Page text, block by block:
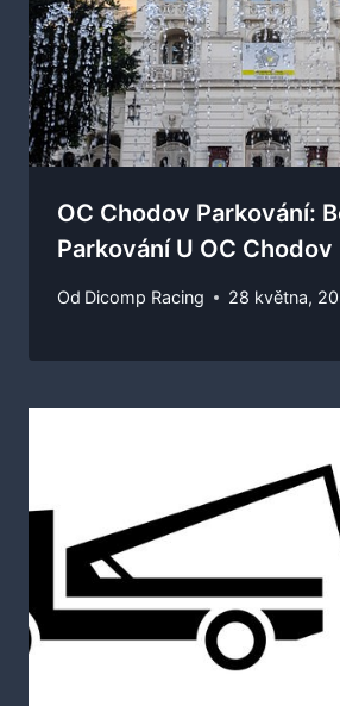
OC Chodov Parkování:
Parkování U OC Chodov
Od Dicomp Racing 28 května,